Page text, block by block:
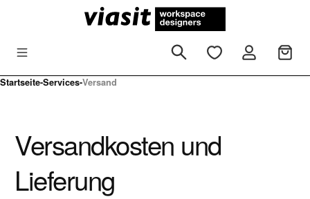
Zum Hauptinhalt springen
Startseite-Services-Versand
Versandkosten und
Lieferung